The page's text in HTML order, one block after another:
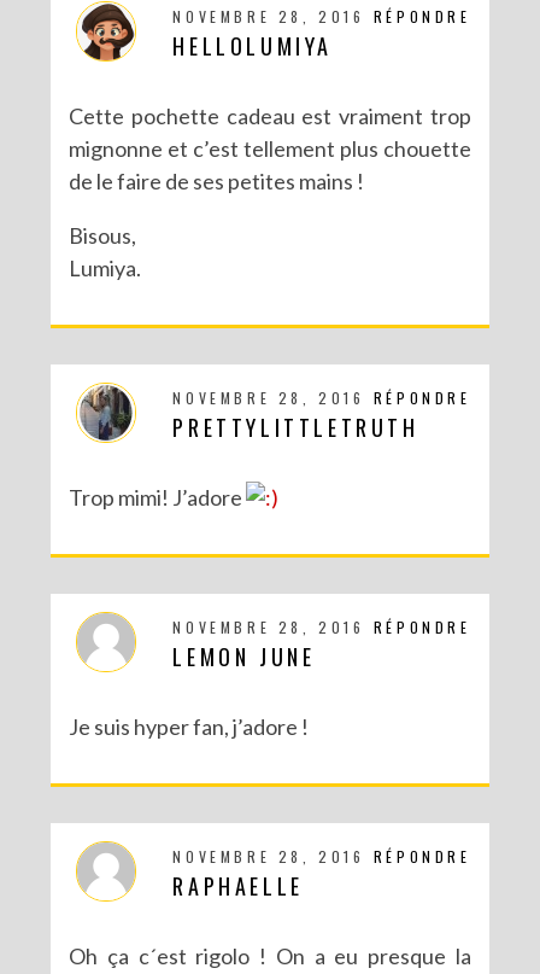
RÉPONDRE
NOVEMBRE 28, 2016
HELLOLUMIYA
Cette pochette cadeau est vraiment trop
mignonne et c’est tellement plus chouette
de le faire de ses petites mains !
Bisous,
Lumiya.
RÉPONDRE
NOVEMBRE 28, 2016
PRETTYLITTLETRUTH
Trop mimi! J’adore
RÉPONDRE
NOVEMBRE 28, 2016
LEMON JUNE
Je suis hyper fan, j’adore !
RÉPONDRE
NOVEMBRE 28, 2016
RAPHAELLE
Oh ça c´est rigolo ! On a eu presque la